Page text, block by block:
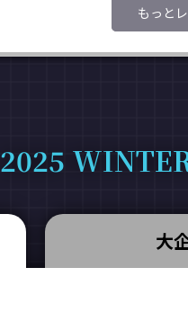
もっと
2025
大